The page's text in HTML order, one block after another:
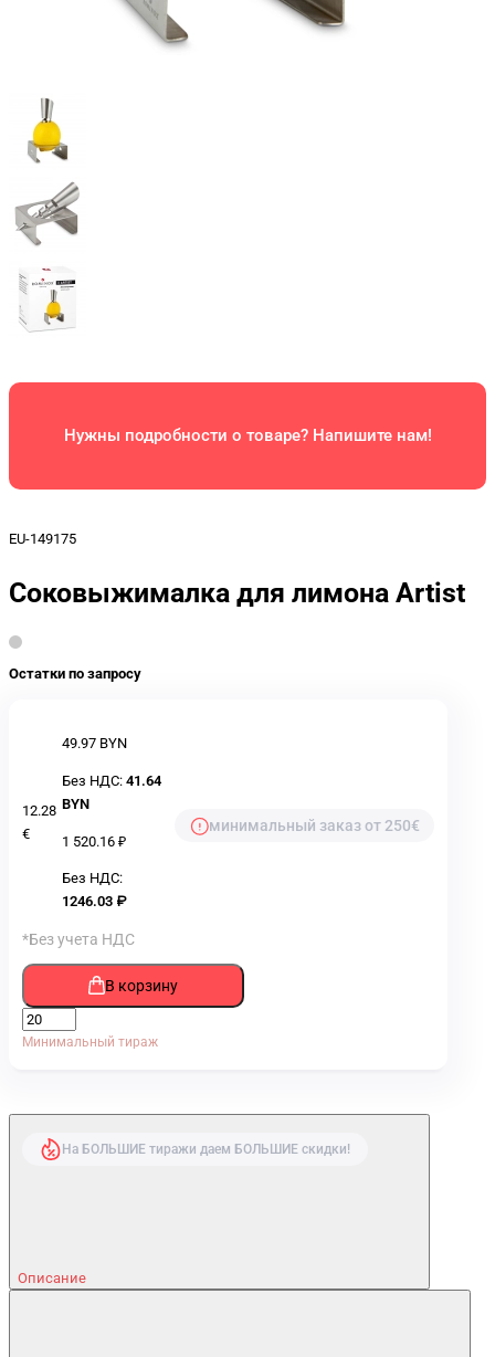
Нужны подробности о товаре? Напишите нам!
EU-149175
Соковыжималка для лимона Artist
Остатки по запросу
12.28
€
49.97 BYN
Без НДС: 41.64
BYN
1 520.16 ₽
Без НДС:
1246.03 ₽
минимальный заказ от 250€
*Без учета НДС
В корзину
Минимальный тираж
На БОЛЬШИЕ тиражи даем БОЛЬШИЕ скидки!
Описание